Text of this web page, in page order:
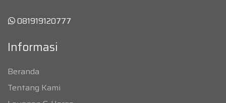
081919120777
Informasi
Beranda
Tentang Kami